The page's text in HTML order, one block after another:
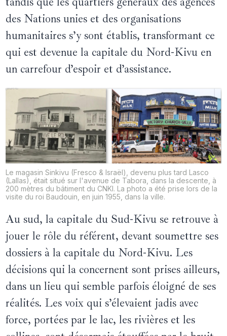
des Nations unies et des organisations
humanitaires s’y sont établis, transformant ce
qui est devenue la capitale du Nord-Kivu en
un carrefour d’espoir et d’assistance.
Le magasin Sinkivu (Fresco & Israël), devenu plus tard Lasco
(Lallas), était situé sur l'avenue de Tabora, dans la descente, à
200 mètres du bâtiment du CNKI. La photo a été prise lors de la
visite du roi Baudouin, en juin 1955, dans la ville.
Au sud, la capitale du Sud-Kivu se retrouve à
jouer le rôle du référent, devant soumettre ses
dossiers à la capitale du Nord-Kivu. Les
décisions qui la concernent sont prises ailleurs,
dans un lieu qui semble parfois éloigné de ses
réalités. Les voix qui s’élevaient jadis avec
force, portées par le lac, les rivières et les